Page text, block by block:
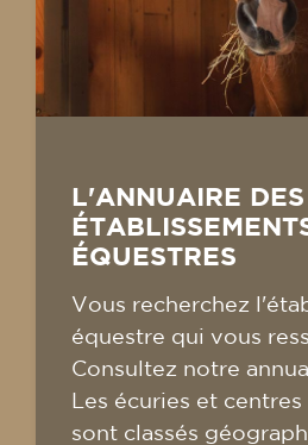
L'ANNUAIRE DES
ÉQUESTRES
Vous recherchez
équestre qui vous
Consultez notre
Les écuries et
sont classés